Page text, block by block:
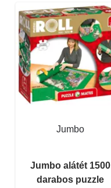
Jumbo
Jumbo alátét 1500
darabos puzzle